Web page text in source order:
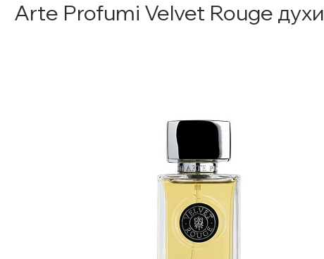
Arte Profumi Velvet Rouge духи